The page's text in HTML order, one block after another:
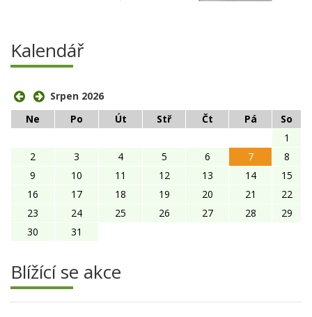
Kalendář
Srpen 2026
Ne
Po Út Stř Čt Pá
So
1
2
3 4 5 6 7
8
9
10 11 12 13 14
15
16
17 18 19 20 21
22
23
24 25 26 27 28
29
30
31
Blížící se akce